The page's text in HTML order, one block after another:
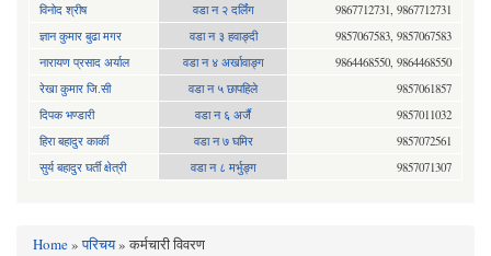
विनोद श्रीष
वडा न २ दर्लिंग
9867712731, 9867712731
ज्ञान कुमार बुढा मगर
वडा न ३ हवाङ्दी
9857067583, 9857067583
नारायण प्रसाद अर्याल
वडा न‍ ४ अर्खावाङ्ग
9864468550, 9864468550
रेखा कुमार जि.सी
वडा न ५ छापहिले
9857061857
दिपक भण्डारी
वडा न ६ अर्जै
9857011032
हिरा बहादुर कार्की
वडा न ७ घमिर
9857072561
सुर्य बहादुर घर्ती क्षेत्री
वडा न ८ मर्भुङ्ग 9857071307
Home»परिचय» कर्मचारी विवरण